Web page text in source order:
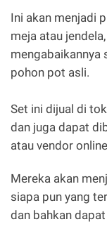
Ini akan menjadi
meja atau
mengabaikannya
pohon pot asli.
Set ini dijual di
dan juga dapat
atau vendor
Mereka akan
siapa pun yang
dan bahkan